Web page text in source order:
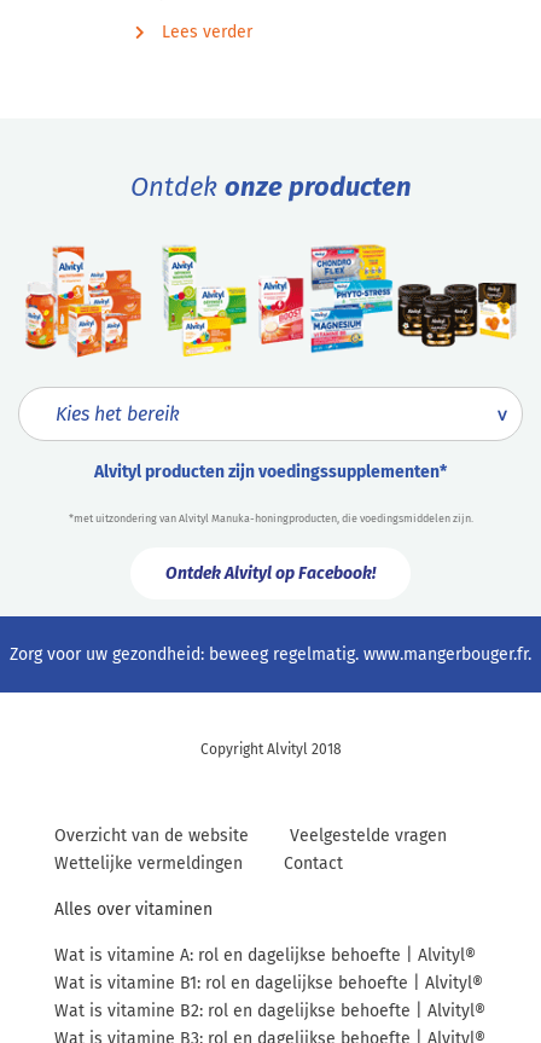
Lees verder
Ontdek onze producten
Alvityl producten zijn voedingssupplementen*
*met uitzondering van Alvityl Manuka-honingproducten, die voedingsmiddelen zijn.
Ontdek Alvityl op Facebook!
Zorg voor uw gezondheid: beweeg regelmatig. www.mangerbouger.fr.
Copyright Alvityl 2018
Overzicht van de website
Veelgestelde vragen
Wettelijke vermeldingen
Contact
Alles over vitaminen
Wat is vitamine A: rol en dagelijkse behoefte | Alvityl®
Wat is vitamine B1: rol en dagelijkse behoefte | Alvityl®
Wat is vitamine B2: rol en dagelijkse behoefte | Alvityl®